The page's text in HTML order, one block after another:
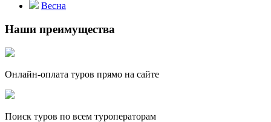
Весна
Наши преимущества
Онлайн-оплата туров прямо на сайте
Поиск туров по всем туроператорам